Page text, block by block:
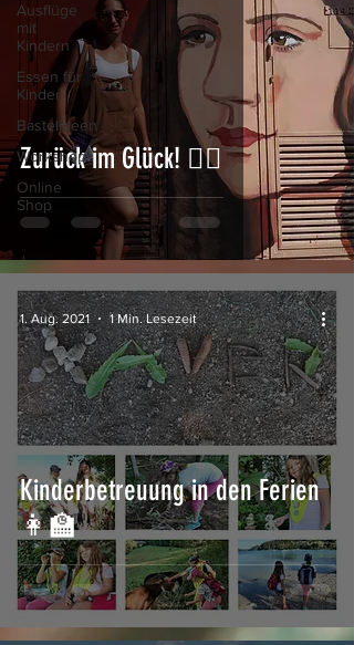
Ausflüge
mit
Kindern
Essen für
Kinder
Bastelideen
Workshops
Online
Shop
Zurück im Glück! 🏳‍🌈
Kinderbetreuung in den Ferien
👩‍🏫
1. Aug. 2021 1 Min. Lesezeit